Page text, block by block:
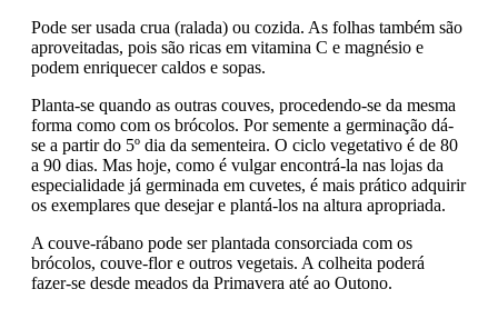
Pode ser usada crua (ralada) ou cozida. As folhas também são
aproveitadas, pois são ricas em vitamina C e magnésio e
podem enriquecer caldos e sopas.
Planta-se quando as outras couves, procedendo-se da mesma
forma como com os brócolos. Por semente a germinação dá-
se a partir do 5º dia da sementeira. O ciclo vegetativo é de 80
a 90 dias. Mas hoje, como é vulgar encontrá-la nas lojas da
especialidade já germinada em cuvetes, é mais prático adquirir
os exemplares que desejar e plantá-los na altura apropriada.
A couve-rábano pode ser plantada consorciada com os
brócolos, couve-flor e outros vegetais. A colheita poderá
fazer-se desde meados da Primavera até ao Outono.